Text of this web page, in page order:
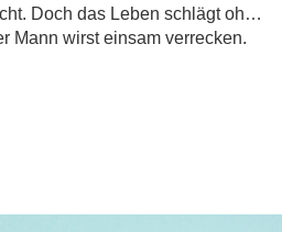
Doch das Leben schlägt ohne
Mann wirst einsam verrecken.
lebe das Leben. Der Tag wird